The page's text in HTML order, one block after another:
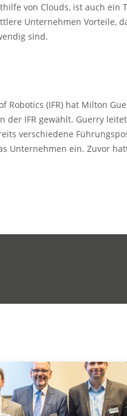
von Clouds, ist auch
Unternehmen Vorteile,
sind.
(IFR) hat Milton
IFR gewählt. Guerry
verschiedene
Unternehmen ein. Zuvor